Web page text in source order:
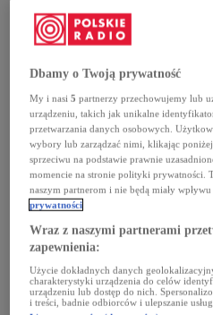
Dzieci
Chopin
Podcasty
Warsztaty
świetna okazja, aby
tajniki pracy w radiu
umiejętności
Dbamy o Twoją prywatność
My i nasi5 partnerzy przechowujemy lub
urządzeniu, takich jak unikalne
przetwarzania danych osobowych.
wybory lub zarządzać nimi, klikając
sprzeciwu na podstawie prawnie
momencie na stronie polityki prywatności.
naszym partnerom i nie będą miały wpływu
prywatności
Wraz z naszymi partnerami
zapewnienia:
Użycie dokładnych danych
charakterystyki urządzenia do celów
urządzeniu lub dostęp do nich.
i treści, badnie odbiorców i ulepszanie usług.